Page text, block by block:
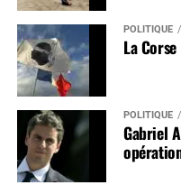
POLITIQUE
La
POLITIQUE
Gabriel